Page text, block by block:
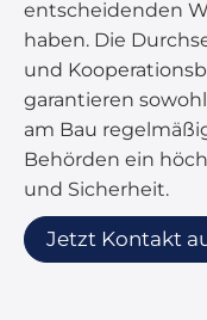
entscheidenden
haben. Die
und
garantieren
am Bau
Behörden ein
und Sicherheit.
Jetzt Kontakt